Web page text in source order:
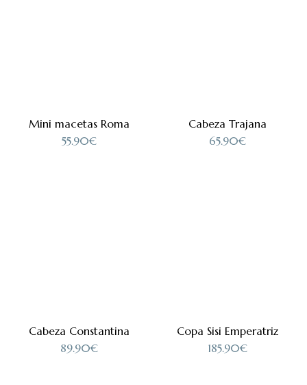
Mini macetas Roma
55.90€
Cabeza Trajana
65.90€
Cabeza Constantina
89.90€
Copa Sisi Emperatriz
185.90€